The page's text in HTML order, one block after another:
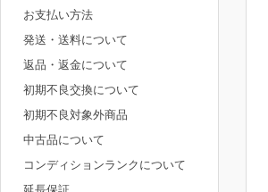
お支払い方法
発送・送料について
返品・返金について
初期不良交換について
初期不良対象外商品
中古品について
コンディションランクについて
延長保証